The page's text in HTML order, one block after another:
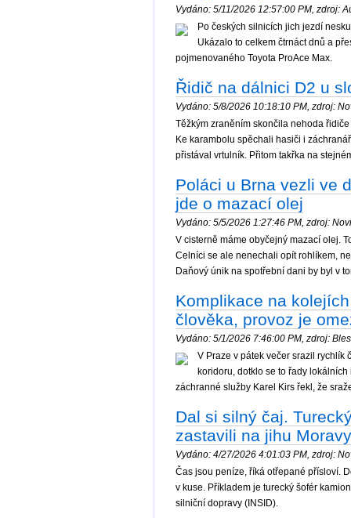
Vydáno: 5/11/2026 12:57:00 PM, zdroj:
Po českých silnicích jich jezdí
Ukázalo to celkem čtrnáct dnů a
pojmenovaného Toyota ProAce Max.
Řidič na dálnici D2 u
Vydáno: 5/8/2026 10:18:10 PM, zdroj:
Těžkým zraněním skončila nehoda
Ke karambolu spěchali hasiči i
přistával vrtulník. Přitom takřka na
Poláci u Brna vezli ve
jde o mazací olej
Vydáno: 5/5/2026 1:27:46 PM, zdroj:
V cisterně máme obyčejný mazací olej.
Celníci se ale nenechali opít rohlíkem,
Daňový únik na spotřební dani by byl v
Komplikace na
člověka, provoz je
Vydáno: 5/1/2026 7:46:00 PM, zdroj:
V Praze v pátek večer srazil rychlík
koridoru, dotklo se to řady
záchranné služby Karel Kirs řekl, že
Dal si silný čaj.
zastavili na jihu Moravy
Vydáno: 4/27/2026 4:01:03 PM, zdroj:
Čas jsou peníze, říká otřepané přísloví.
v kuse. Příkladem je turecký šofér
silniční dopravy (INSID).